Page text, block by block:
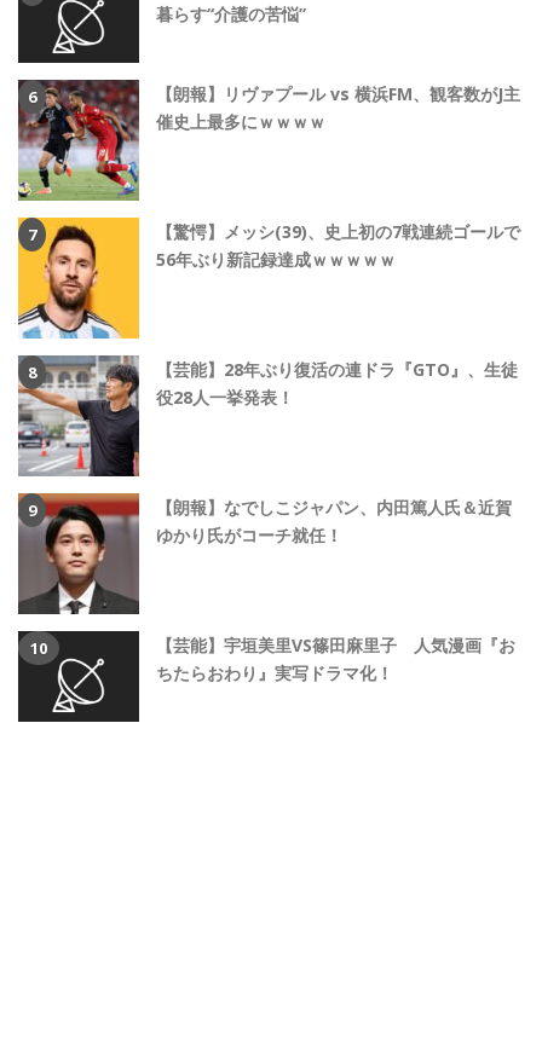
暮らす“介護の苦悩”
【朗報】リヴァプール vs 横浜FM、観客数がJ主
催史上最多にｗｗｗｗ
【驚愕】メッシ(39)、史上初の7戦連続ゴールで
56年ぶり新記録達成ｗｗｗｗｗ
【芸能】28年ぶり復活の連ドラ『GTO』、生徒
役28人一挙発表！
【朗報】なでしこジャパン、内田篤人氏＆近賀
ゆかり氏がコーチ就任！
【芸能】宇垣美里VS篠田麻里子 人気漫画『お
ちたらおわり』実写ドラマ化！